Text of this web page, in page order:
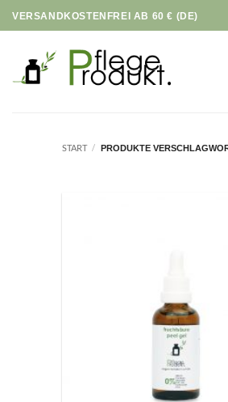
Zum
Inhalt
springen
VERSANDKOSTENFREI AB 60 € (DE)
START / PRODUKTE